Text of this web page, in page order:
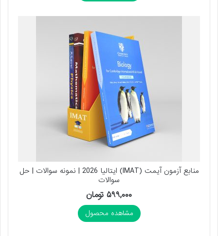
منابع آزمون آیمت (IMAT) ایتالیا 2026 | نمونه سوالات | حل
سوالات
۵۹۹,۰۰۰ تومان
مشاهده محصول